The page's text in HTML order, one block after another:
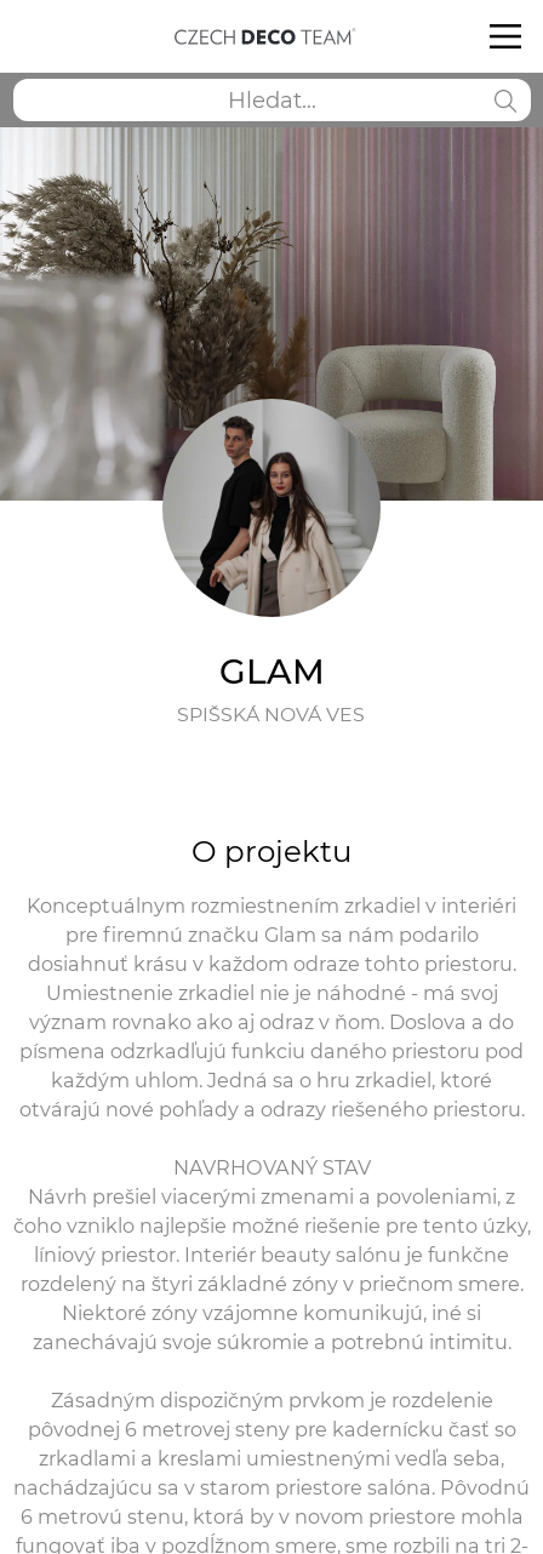
GLAM
SPIŠSKÁ NOVÁ VES
O projektu
Konceptuálnym rozmiestnením zrkadiel v interiéri
pre firemnú značku Glam sa nám podarilo
dosiahnuť krásu v každom odraze tohto priestoru.
Umiestnenie zrkadiel nie je náhodné - má svoj
význam rovnako ako aj odraz v ňom. Doslova a do
písmena odzrkadľujú funkciu daného priestoru pod
každým uhlom. Jedná sa o hru zrkadiel, ktoré
otvárajú nové pohľady a odrazy riešeného priestoru.
NAVRHOVANÝ STAV
Návrh prešiel viacerými zmenami a povoleniami, z
čoho vzniklo najlepšie možné riešenie pre tento úzky,
líniový priestor. Interiér beauty salónu je funkčne
rozdelený na štyri základné zóny v priečnom smere.
Niektoré zóny vzájomne komunikujú, iné si
zanechávajú svoje súkromie a potrebnú intimitu.
Zásadným dispozičným prvkom je rozdelenie
pôvodnej 6 metrovej steny pre kadernícku časť so
zrkadlami a kreslami umiestnenými vedľa seba,
nachádzajúcu sa v starom priestore salóna. Pôvodnú
6 metrovú stenu, ktorá by v novom priestore mohla
fungovať iba v pozdĺžnom smere, sme rozbili na tri 2-